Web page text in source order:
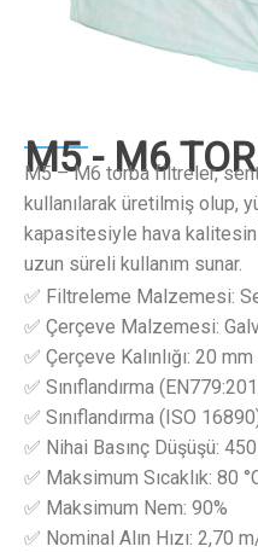
M5 - M6
M5 – M6 torba filtreler,
kullanılarak üretilmiş olup,
kapasitesiyle hava kalitesini
uzun süreli kullanım sunar.
✅ Filtreleme Malzemesi:
✅ Çerçeve Malzemesi:
✅ Çerçeve Kalınlığı: 20
✅ Sınıflandırma
✅ Sınıflandırma (ISO
✅ Nihai Basınç Düşüşü:
✅ Maksimum Sıcaklık: 80
✅ Maksimum Nem: 90%
✅ Nominal Alın Hızı: 2,70